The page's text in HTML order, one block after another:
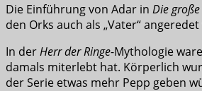
Die Einführung von Adar in Die
den Orks auch als „Vater“
In derHerr der Ringe-Mythologie
damals miterlebt hat. Körperlich
der Serie etwas mehr Pepp geben